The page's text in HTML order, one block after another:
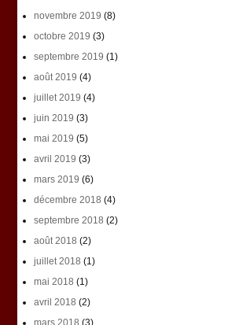
novembre 2019 (8)
octobre 2019 (3)
septembre 2019 (1)
août 2019 (4)
juillet 2019 (4)
juin 2019 (3)
mai 2019 (5)
avril 2019 (3)
mars 2019 (6)
décembre 2018 (4)
septembre 2018 (2)
août 2018 (2)
juillet 2018 (1)
mai 2018 (1)
avril 2018 (2)